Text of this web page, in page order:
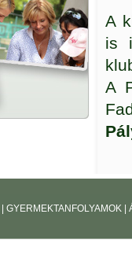
A
is
A
GYERMEKTANFOLYAMOK